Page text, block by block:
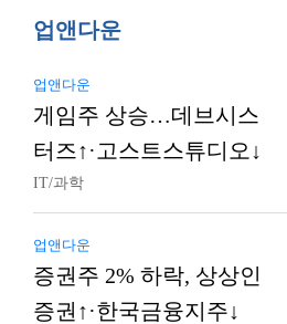
업앤다운
업앤다운
게임주 상승…데브시스
터즈↑·고스트스튜디오↓
IT/과학
업앤다운
증권주 2% 하락, 상상인
증권↑·한국금융지주↓